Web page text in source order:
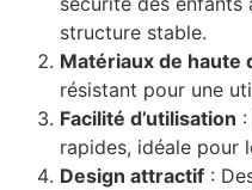
structure stable.
Matériaux de haute
résistant pour une
Facilité d’utilisation
rapides, idéale pour
Design attractif :